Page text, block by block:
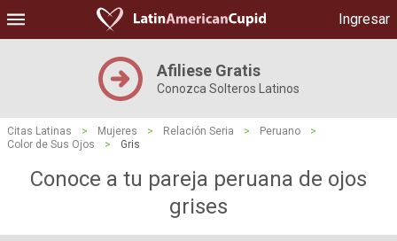
Ingresar
Afiliese Gratis
Conozca Solteros Latinos
Citas Latinas > Mujeres > Relación Seria > Peruano
>
Color de Sus Ojos
> Gris
Conoce a tu pareja peruana de ojos
grises